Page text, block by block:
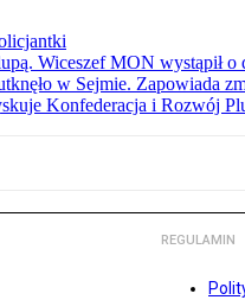
Wiceszef MON wystąpił o
w Sejmie. Zapowiada
Konfederacja i Rozwój
REGULAMIN